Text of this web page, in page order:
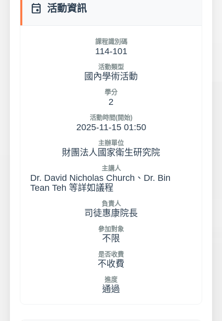
event 活動資訊
課程識別碼
114-101
活動類型
國內學術活動
學分
2
活動時間(開始)
2025-11-15 01:50
主辦單位
財團法人國家衛生研究院
主講人
Dr. David Nicholas Church、Dr. Bin
Tean Teh 等詳如議程
負責人
司徒惠康院長
參加對象
不限
是否收費
不收費
進度
通過